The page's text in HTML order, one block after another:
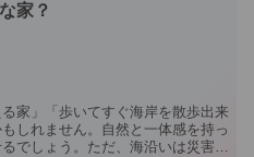
家？
家」「歩いてすぐ海岸を散歩出来
しれません。自然と一体感を持っ
でしょう。ただ、海沿いは災害に